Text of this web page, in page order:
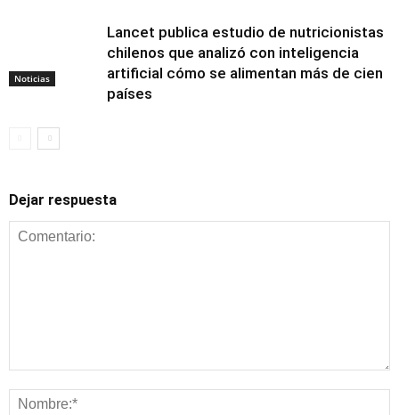
Noticias
Alimentación y
nutrición
Lancet publica estudio de nutricionistas
chilenos que analizó con inteligencia
artificial cómo se alimentan más de cien
países
Dejar respuesta